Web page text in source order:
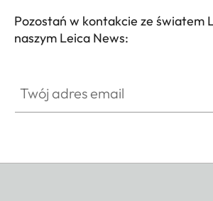
Pozostań w kontakcie ze światem
naszym Leica News: